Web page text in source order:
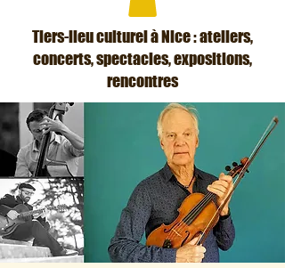
Tiers-lieu culturel à Nice : ateliers,
concerts, spectacles, expositions,
rencontres